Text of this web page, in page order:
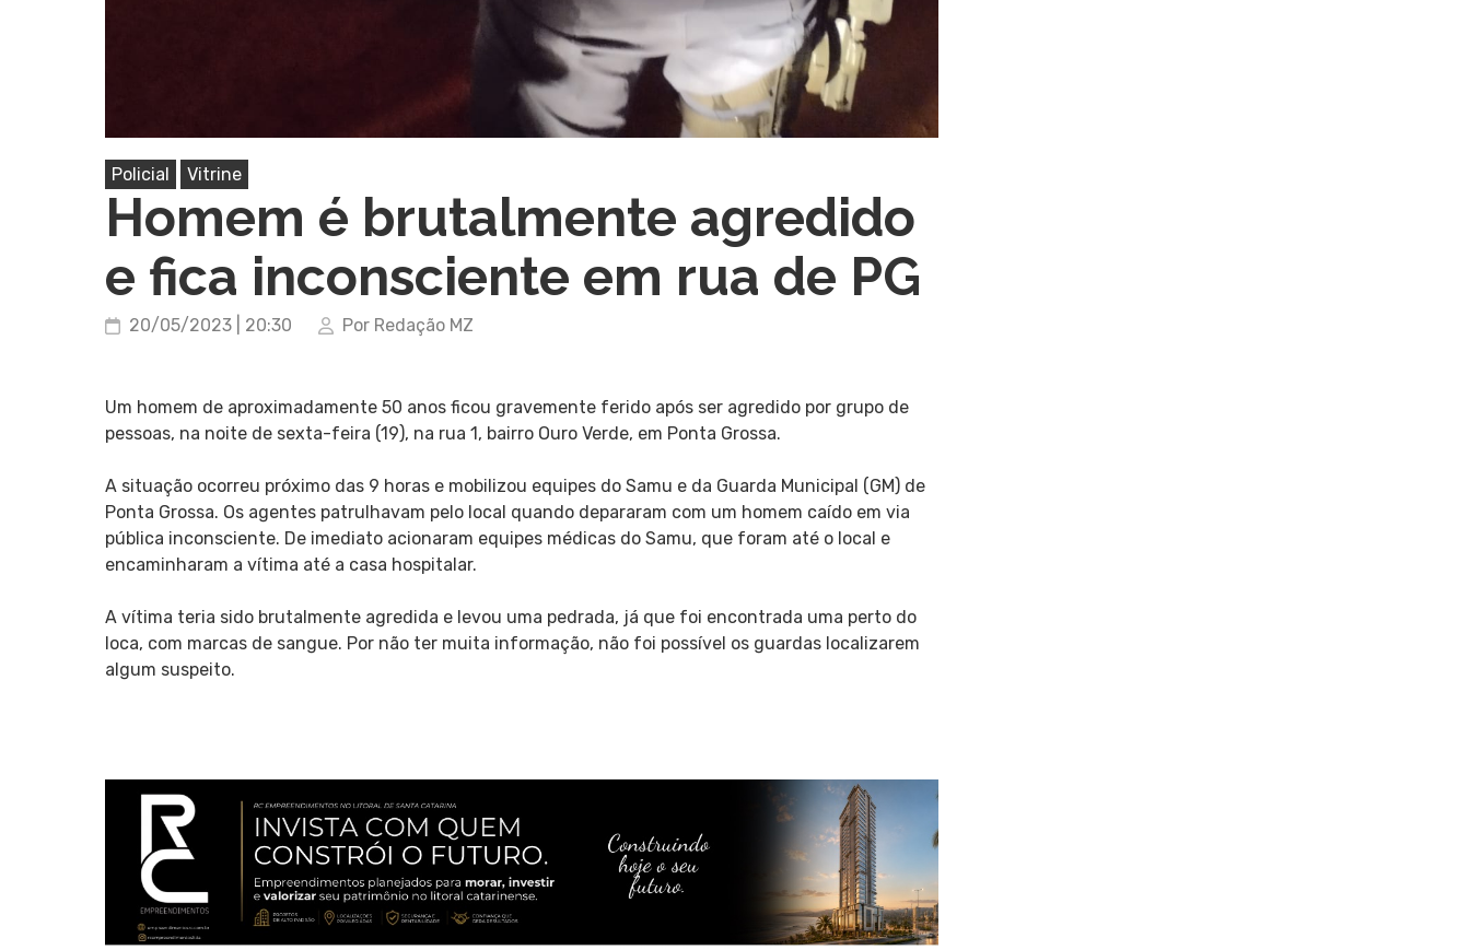
Policial Vitrine
Homem é brutalmente agredido
e fica inconsciente em rua de PG
20/05/2023 | 20:30 Por Redação MZ
Um homem de aproximadamente 50 anos ficou gravemente ferido após ser agredido por grupo de
pessoas, na noite de sexta-feira (19), na rua 1, bairro Ouro Verde, em Ponta Grossa.
A situação ocorreu próximo das 9 horas e mobilizou equipes do Samu e da Guarda Municipal (GM) de
Ponta Grossa. Os agentes patrulhavam pelo local quando depararam com um homem caído em via
pública inconsciente. De imediato acionaram equipes médicas do Samu, que foram até o local e
encaminharam a vítima até a casa hospitalar.
A vítima teria sido brutalmente agredida e levou uma pedrada, já que foi encontrada uma perto do
loca, com marcas de sangue. Por não ter muita informação, não foi possível os guardas localizarem
algum suspeito.